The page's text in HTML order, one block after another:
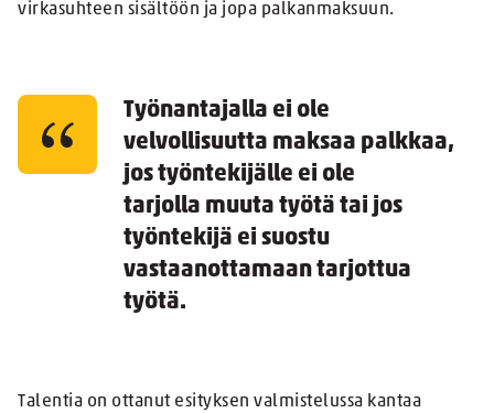
virkasuhteen sisältöön ja jopa palkanmaksuun.
Työnantajalla ei ole
velvollisuutta maksaa palkkaa,
jos työntekijälle ei ole
tarjolla muuta työtä tai jos
työntekijä ei suostu
vastaanottamaan tarjottua
työtä.
Talentia on ottanut esityksen valmistelussa kantaa